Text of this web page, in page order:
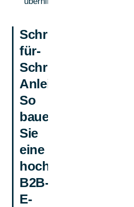
Schritt-
für-
Schritt-
Anleitung:
So
bauen
Sie
eine
hochwertige
B2B-
E-